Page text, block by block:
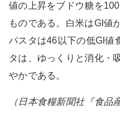
値の上昇をブドウ糖を
ものである。白米はGI値
パスタは46以下の低GI値
タは、ゆっくりと消化・
やかである。
（日本食糧新聞社『食